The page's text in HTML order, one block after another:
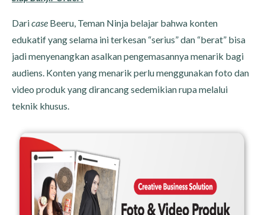
Daricase Beeru, Teman Ninja belajar bahwa konten
edukatif yang selama ini terkesan “serius” dan “berat” bisa
jadi menyenangkan asalkan pengemasannya menarik bagi
audiens. Konten yang menarik perlu menggunakan foto dan
video produk yang dirancang sedemikian rupa melalui
teknik khusus.